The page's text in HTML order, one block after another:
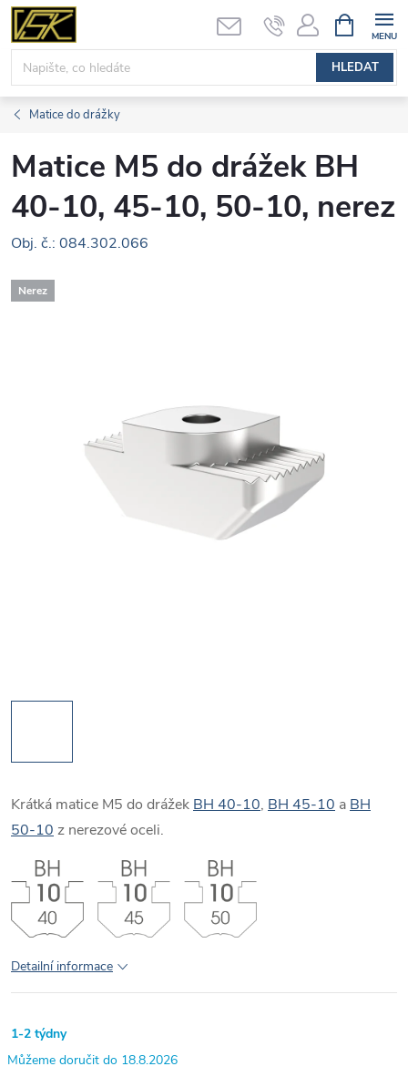
Přejít
obsah
HLEDAT
NÁKUPNÍ
KOŠÍK
Matice do drážky
Matice M5 do drážek BH
40-10, 45-10, 50-10, nerez
Obj. č.: 084.302.066
Nerez
Krátká matice M5 do drážek BH 40-10, BH 45-10 a BH
50-10 z nerezové oceli.
Detailní informace
1-2 týdny
18.8.2026